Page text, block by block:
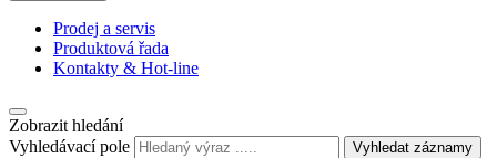
Prodej a servis
Produktová řada
Kontakty & Hot-line
Zobrazit hledání
Vyhledávací pole
Vyhledat záznamy